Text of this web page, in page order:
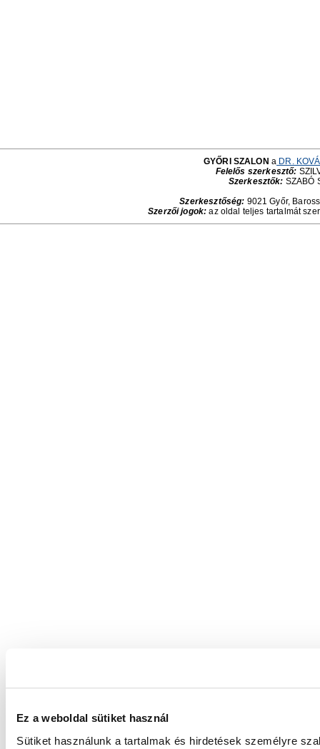
Ez a weboldal sütiket használ
Sütiket használunk a tartalmak és hirdetések személyre
GYŐRI SZALON a DR.
Felelős szerkesztő:
Szerkesztők: SZABÓ
Szerkesztőség: 9021 Győr,
Szerzői jogok: az oldal teljes tartalmát